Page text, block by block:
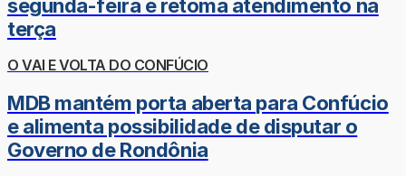
segunda-feira e retoma atendimento na
terça
O VAI E VOLTA DO CONFÚCIO
MDB mantém porta aberta para Confúcio
e alimenta possibilidade de disputar o
Governo de Rondônia